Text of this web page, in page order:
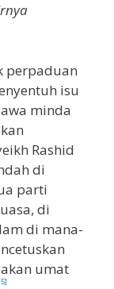
perpaduan
isu
minda
Rashid
di
parti
di
di mana-
umat